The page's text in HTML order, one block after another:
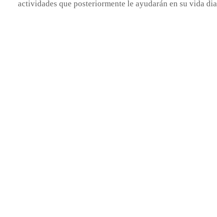
actividades que posteriormente le ayudarán en su vida